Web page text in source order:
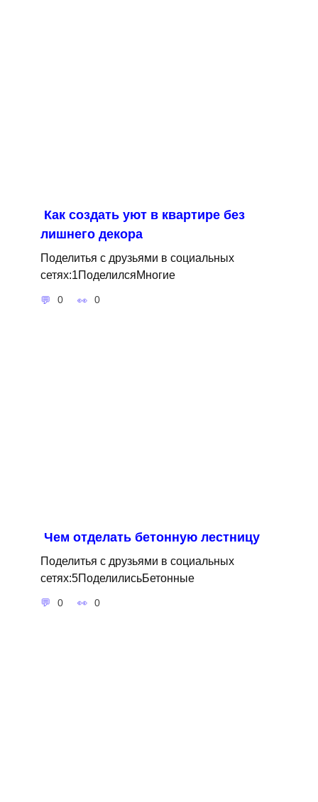
Как создать уют в квартире без
лишнего декора
Поделитья с друзьями в социальных
сетях:1ПоделилсяМногие
0 0
Чем отделать бетонную лестницу
Поделитья с друзьями в социальных
сетях:5ПоделилисьБетонные
0 0